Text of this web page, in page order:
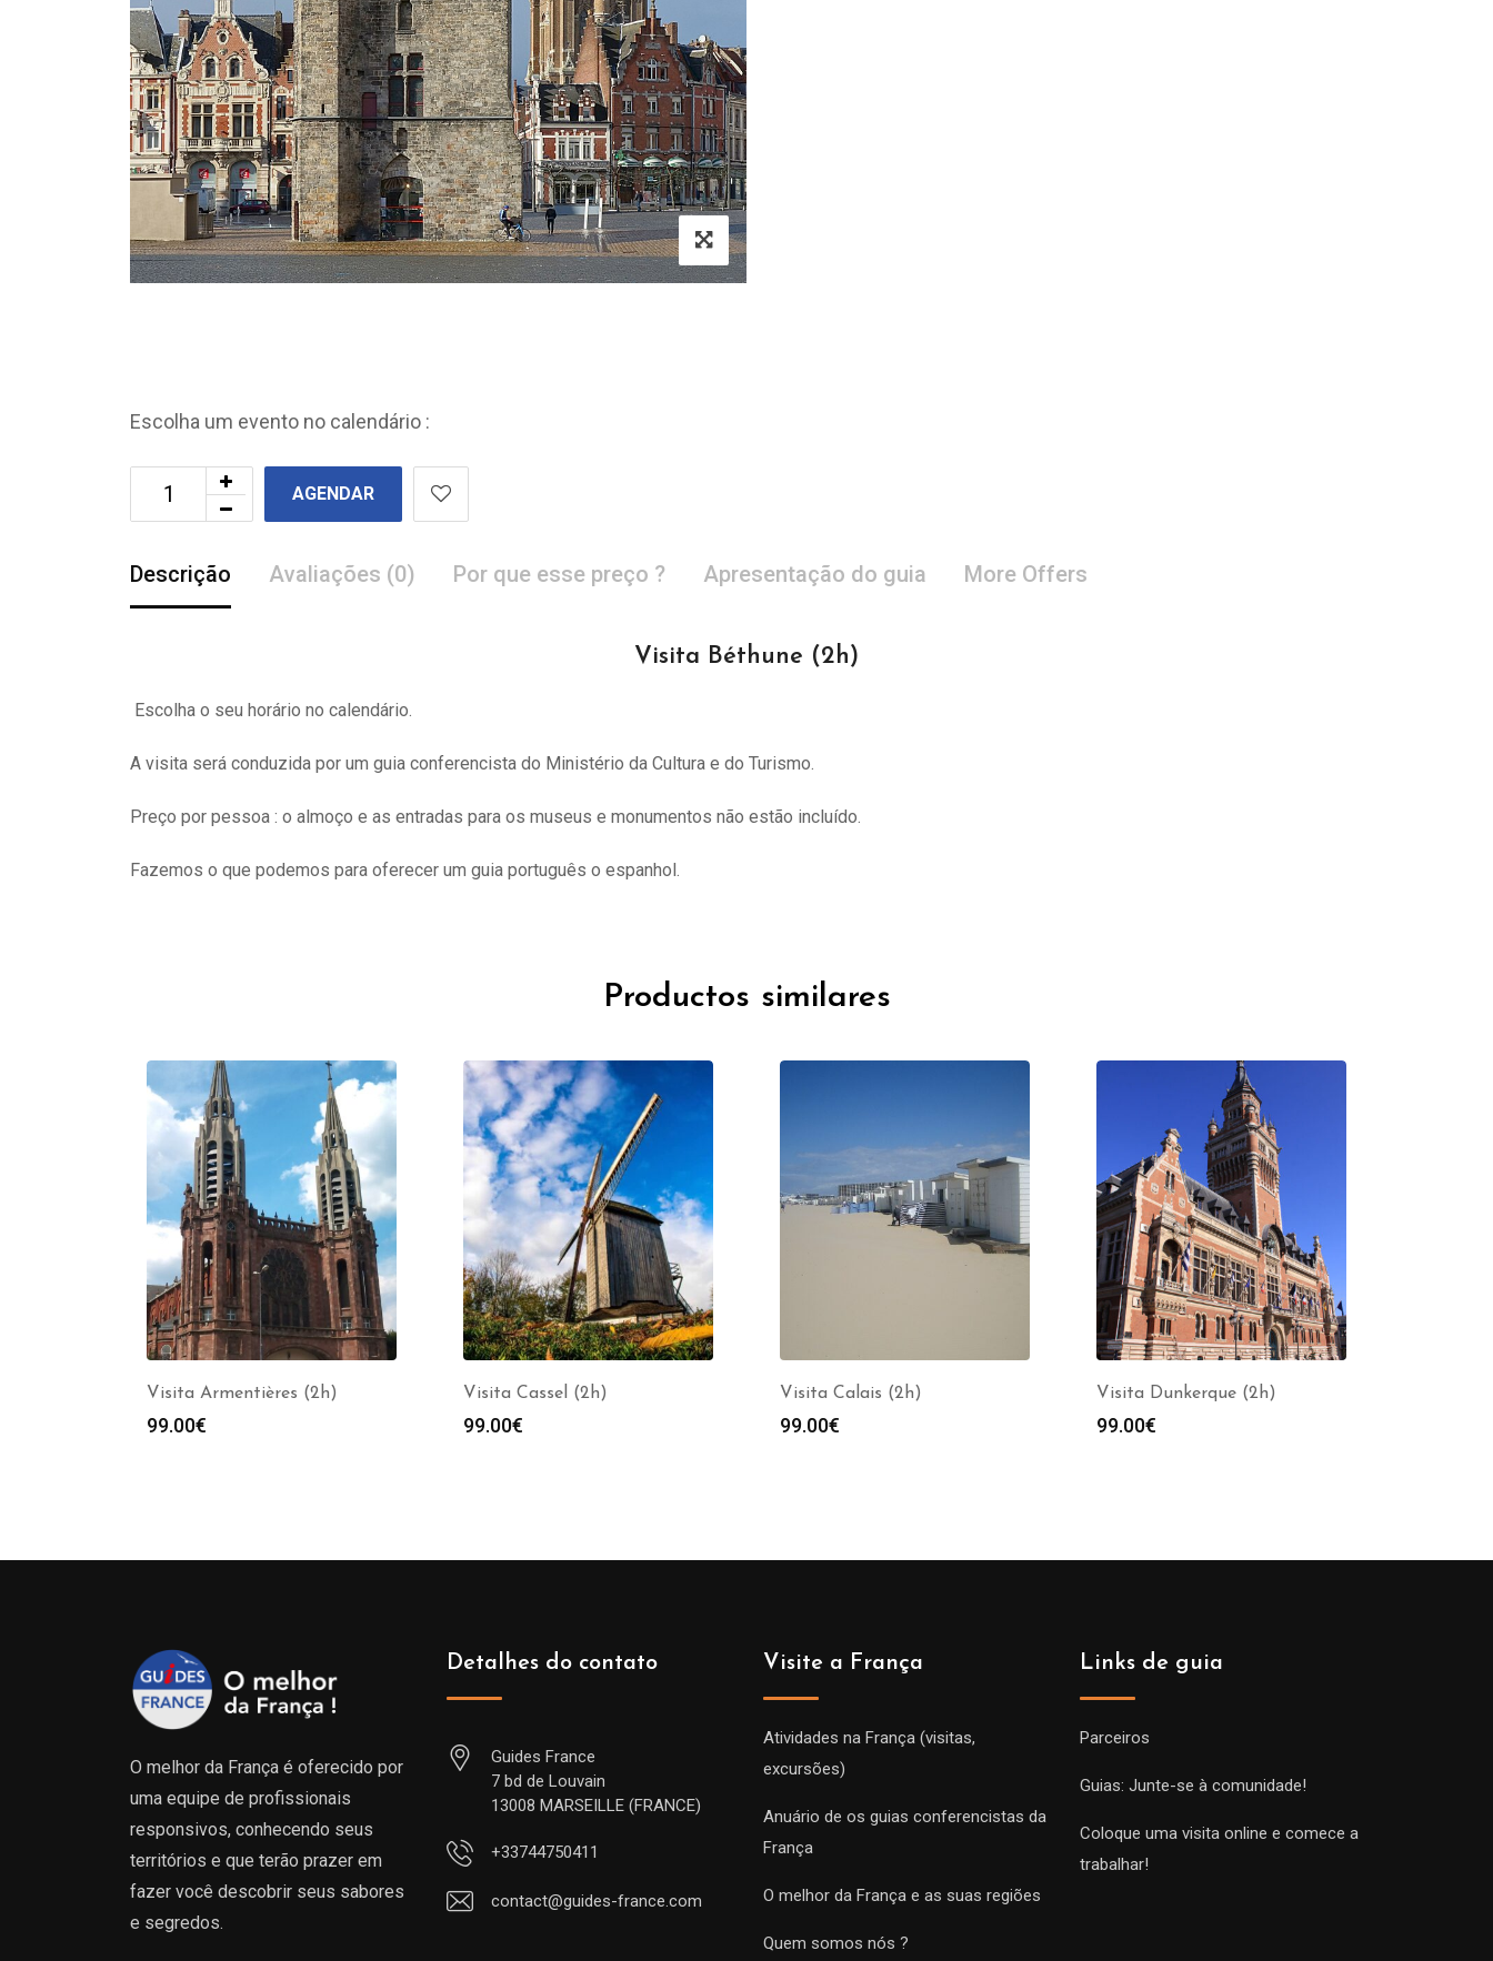
Escolha um evento no calendário :
AGENDAR
Descrição Avaliações (0) Por que esse preço ? Apresentação do guia More Offers
Visita Béthune (2h)
Escolha o seu horário no calendário.
A visita será conduzida por um guia conferencista do Ministério da Cultura e do Turismo.
Preço por pessoa : o almoço e as entradas para os museus e monumentos não estão incluído.
Fazemos o que podemos para oferecer um guia português o espanhol.
Productos similares
Visita Armentières (2h)
99.00€
Visita Cassel (2h)
99.00€
Visita Calais (2h)
99.00€
Visita Dunkerque (2h)
99.00€
O melhor da França é oferecido por
uma equipe de profissionais
responsivos, conhecendo seus
territórios e que terão prazer em
fazer você descobrir seus sabores
e segredos.
Detalhes do contato
Guides France
7 bd de Louvain
13008 MARSEILLE (FRANCE)
+33744750411
contact@guides-france.com
Visite a França
Atividades na França (visitas,
excursões)
Anuário de os guias conferencistas da
França
O melhor da França e as suas regiões
Quem somos nós ?
Links de guia
Parceiros
Guias: Junte-se à comunidade!
Coloque uma visita online e comece a
trabalhar!